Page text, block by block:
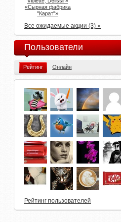
«Сырная фабрика
"Карат"»
Все ожидаемые акции (3) »
Пользователи
Рейтинг Онлайн
Рейтинг пользователей